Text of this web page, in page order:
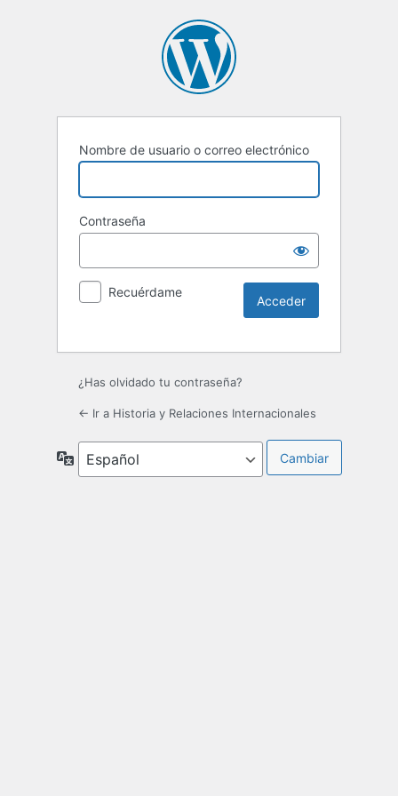
Nombre de usuario o correo electrónico
Contraseña
Recuérdame
¿Has olvidado tu contraseña?
← Ir a Historia y Relaciones Internacionales
Idioma